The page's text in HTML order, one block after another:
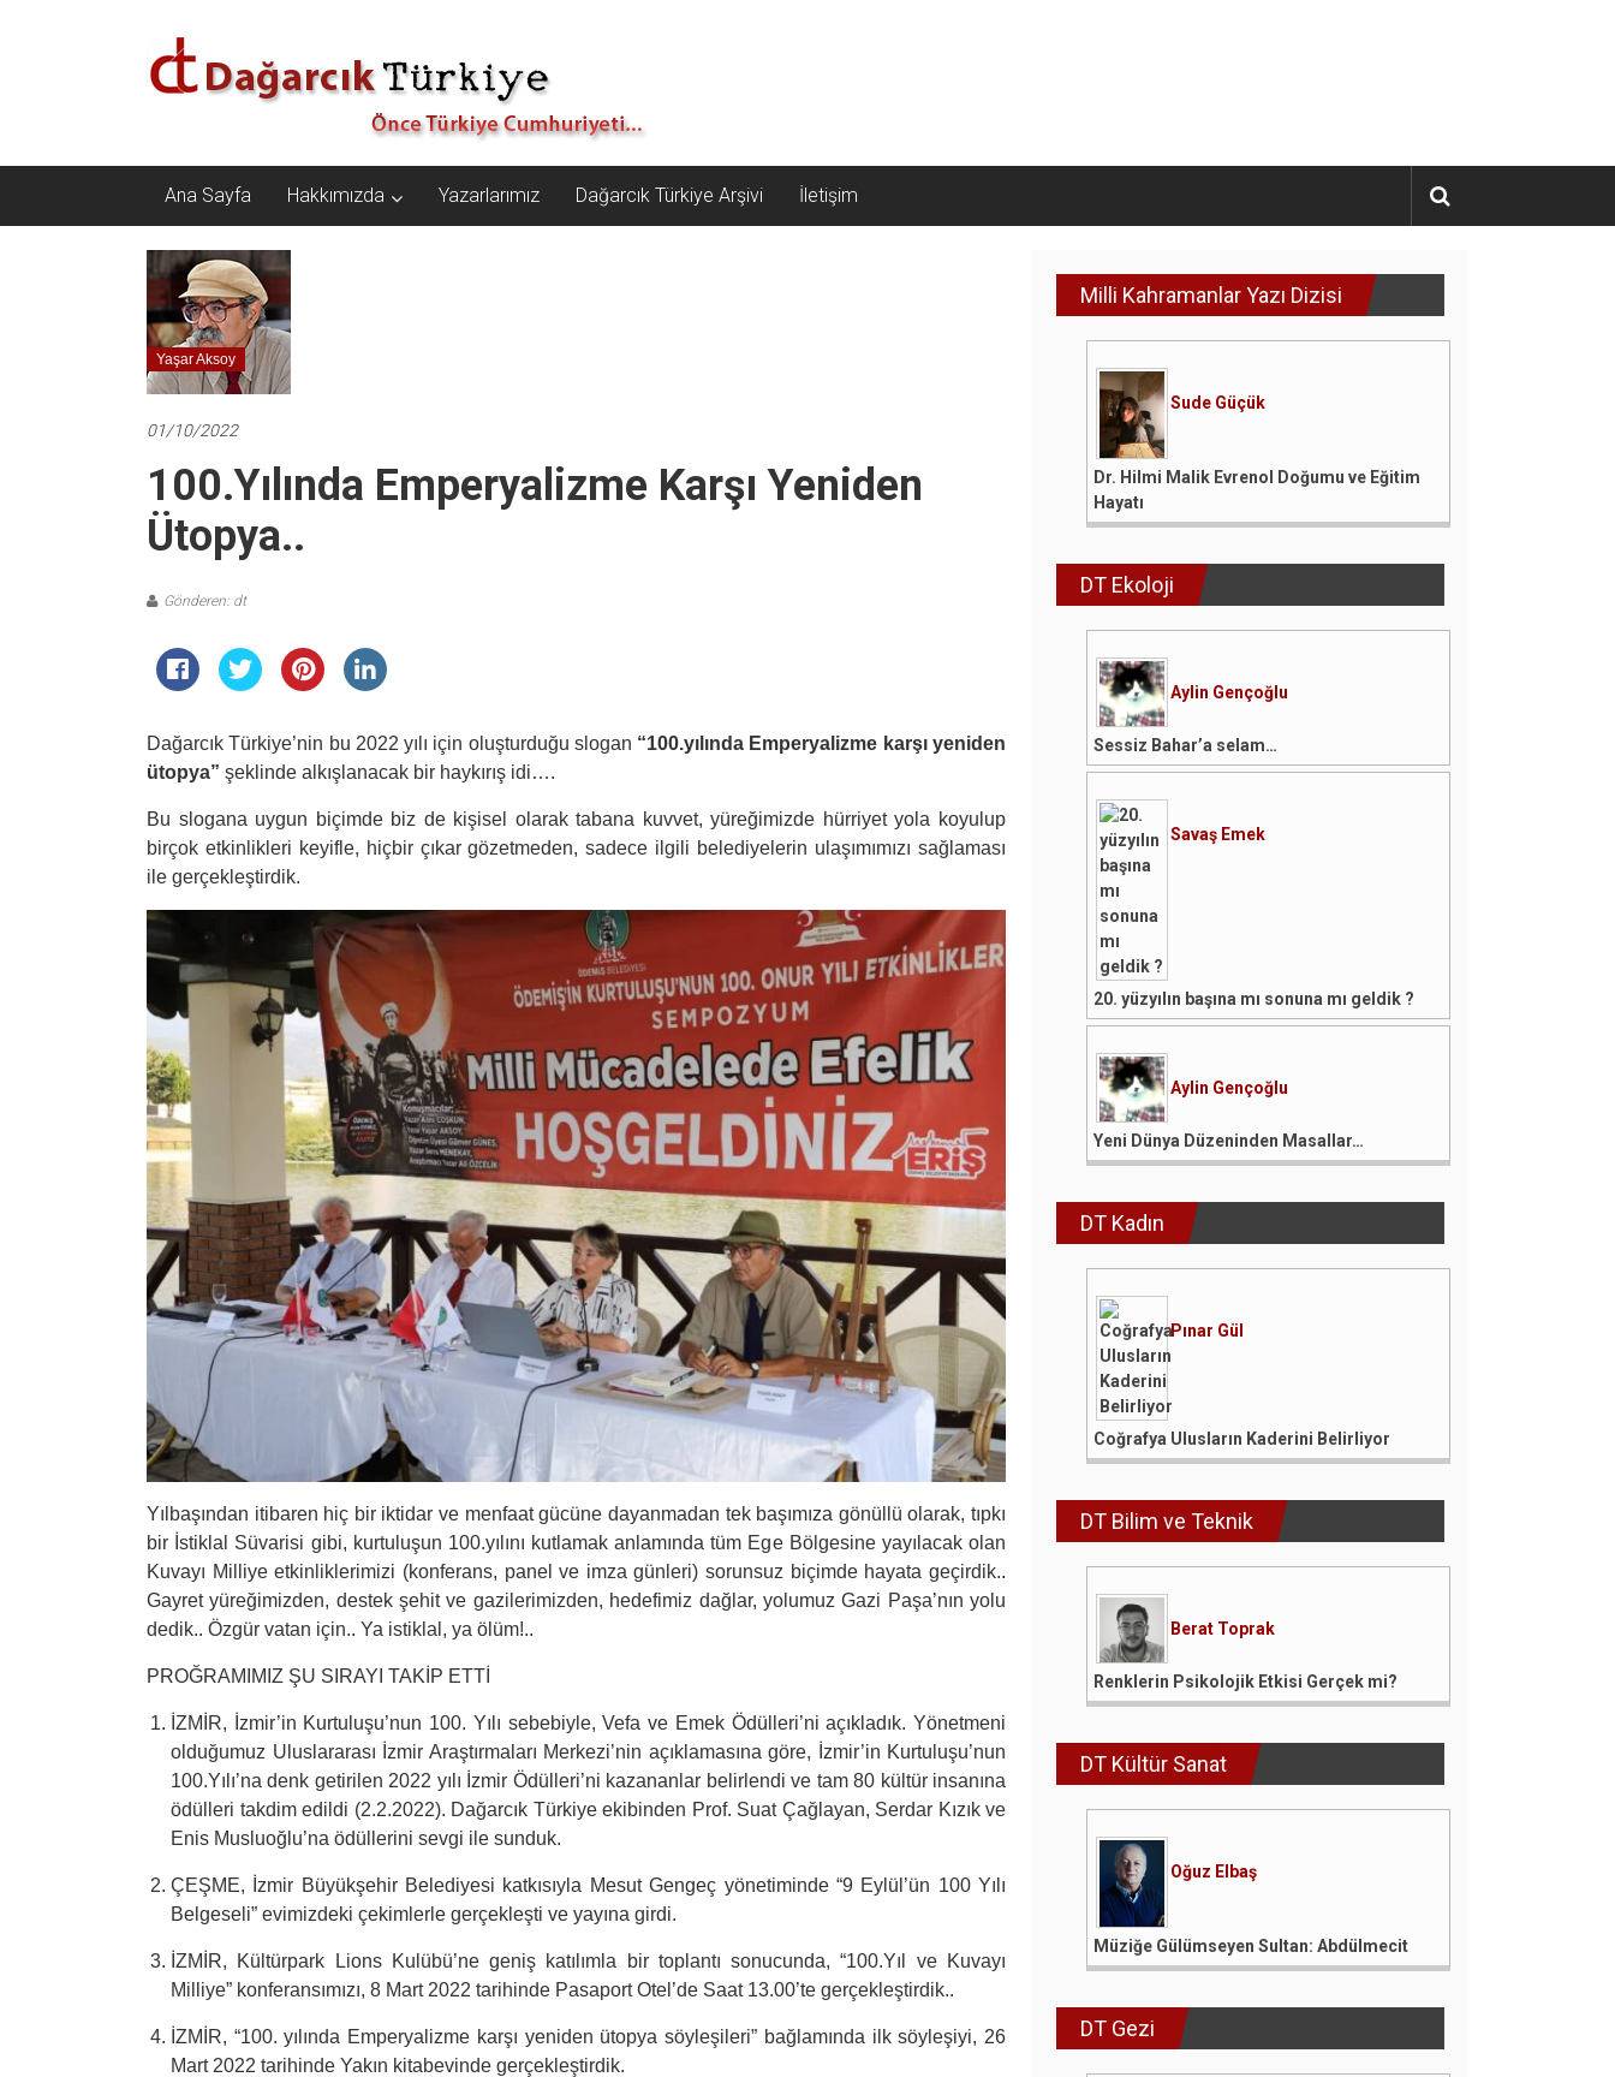
Dağarcık
Türkiye
Türkiye
Cumhuriyeti…
Ana Sayfa Hakkımızda Yazarlarımız Dağarcık Türkiye Arşivi İletişim
Yaşar Aksoy
01/10/2022
100.Yılında Emperyalizme Karşı Yeniden
Ütopya..
Gönderen: dt
Dağarcık Türkiye’nin bu 2022 yılı için oluşturduğu slogan “100.yılında Emperyalizme karşı yeniden
ütopya” şeklinde alkışlanacak bir haykırış idi….
Bu slogana uygun biçimde biz de kişisel olarak tabana kuvvet, yüreğimizde hürriyet yola koyulup
birçok etkinlikleri keyifle, hiçbir çıkar gözetmeden, sadece ilgili belediyelerin ulaşımımızı sağlaması
ile gerçekleştirdik.
Yılbaşından itibaren hiç bir iktidar ve menfaat gücüne dayanmadan tek başımıza gönüllü olarak, tıpkı
bir İstiklal Süvarisi gibi, kurtuluşun 100.yılını kutlamak anlamında tüm Ege Bölgesine yayılacak olan
Kuvayı Milliye etkinliklerimizi (konferans, panel ve imza günleri) sorunsuz biçimde hayata geçirdik..
Gayret yüreğimizden, destek şehit ve gazilerimizden, hedefimiz dağlar, yolumuz Gazi Paşa’nın yolu
dedik.. Özgür vatan için.. Ya istiklal, ya ölüm!..
PROĞRAMIMIZ ŞU SIRAYI TAKİP ETTİ
İZMİR,
İzmir’in Kurtuluşu’nun 100. Yılı sebebiyle, Vefa ve Emek Ödülleri’ni açıkladık. Yönetmeni
olduğumuz Uluslararası İzmir Araştırmaları Merkezi’nin açıklamasına göre, İzmir’in Kurtuluşu’nun
100.Yılı’na denk getirilen 2022 yılı İzmir Ödülleri’ni kazananlar belirlendi ve tam 80 kültür insanına
ödülleri takdim edildi (2.2.2022). Dağarcık Türkiye ekibinden Prof. Suat Çağlayan, Serdar Kızık ve
Enis Musluoğlu’na ödüllerini sevgi ile sunduk.
ÇEŞME, İzmir Büyükşehir Belediyesi katkısıyla Mesut Gengeç yönetiminde “9 Eylül’ün 100 Yılı
Belgeseli” evimizdeki çekimlerle gerçekleşti ve yayına girdi.
İZMİR, Kültürpark Lions Kulübü’ne geniş katılımla bir toplantı sonucunda, “100.Yıl ve Kuvayı
Milliye” konferansımızı, 8 Mart 2022 tarihinde Pasaport Otel’de Saat 13.00’te gerçekleştirdik..
İZMİR, “100. yılında Emperyalizme karşı yeniden ütopya söyleşileri” bağlamında ilk söyleşiyi, 26
Mart 2022 tarihinde Yakın kitabevinde gerçekleştirdik.
Milli Kahramanlar Yazı Dizisi
Sude Güçük
Dr. Hilmi Malik Evrenol Doğumu ve Eğitim
Hayatı
DT Ekoloji
Aylin Gençoğlu
Sessiz Bahar’a selam…
Savaş Emek
20. yüzyılın başına mı sonuna mı geldik ?
Aylin Gençoğlu
Yeni Dünya Düzeninden Masallar…
DT Kadın
Pınar Gül
Coğrafya Ulusların Kaderini Belirliyor
DT Bilim ve Teknik
Berat Toprak
Renklerin Psikolojik Etkisi Gerçek mi?
DT Kültür Sanat
Oğuz Elbaş
Müziğe Gülümseyen Sultan: Abdülmecit
DT Gezi